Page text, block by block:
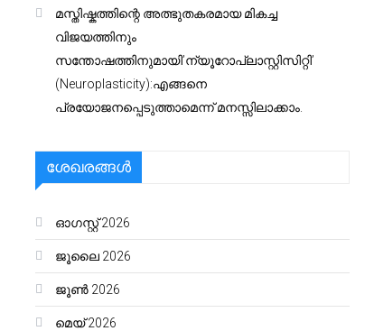
മസ്തിഷ്കത്തിന്റെ അത്ഭുതകരമായ മികച്ച
വിജയത്തിനും
സന്തോഷത്തിനുമായി’ന്യൂറോപ്ലാസ്റ്റിസിറ്റി’
(Neuroplasticity):എങ്ങനെ
പ്രയോജനപ്പെടുത്താമെന്ന് മനസ്സിലാക്കാം.
ശേഖരങ്ങൾ
ഓഗസ്റ്റ്‌ 2026
ജൂലൈ 2026
ജൂൺ 2026
മെയ്‌ 2026